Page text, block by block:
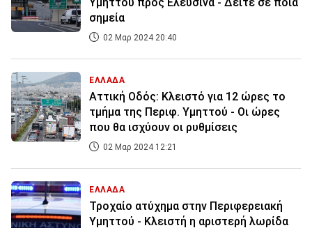
σημεία
02 Μαρ 2024 20:40
ΕΛΛΑΔΑ
Αττική Οδός: Κλειστό για 12 ώρες το
τμήμα της Περιφ. Υμηττού - Οι ώρες
που θα ισχύουν οι ρυθμίσεις
02 Μαρ 2024 12:21
ΕΛΛΑΔΑ
Τροχαίο ατύχημα στην Περιφερειακή
Υμηττού - Κλειστή η αριστερή λωρίδα